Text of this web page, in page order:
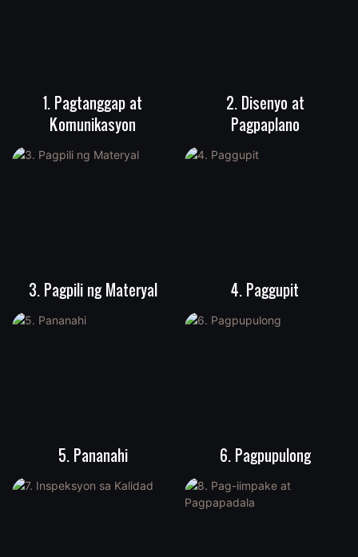
1. Pagtanggap at
Komunikasyon
2. Disenyo at
Pagpaplano
3. Pagpili ng Materyal 4. Paggupit
5. Pananahi 6. Pagpupulong